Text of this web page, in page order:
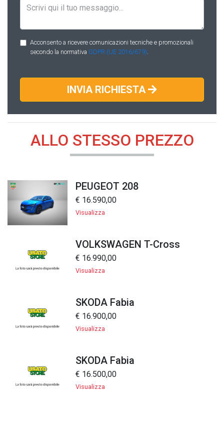
Acconsento a ricevere comunicazioni tecniche e promozionali
secondo la normativa GDPR (UE 2016/679)
INVIA RICHIESTA
ALLO STESSO PREZZO
PEUGEOT 208
€ 16.590,00
Visualizza
VOLKSWAGEN T-Cross
€ 16.990,00
Visualizza
SKODA Fabia
€ 16.900,00
Visualizza
SKODA Fabia
€ 16.500,00
Visualizza